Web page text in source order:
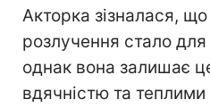
Акторка зізналася,
розлучення стало
однак вона залишає
вдячністю та